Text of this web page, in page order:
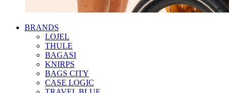
BRANDS
LOJEL
THULE
BAGASI
KNIRPS
BAGS CITY
CASE LOGIC